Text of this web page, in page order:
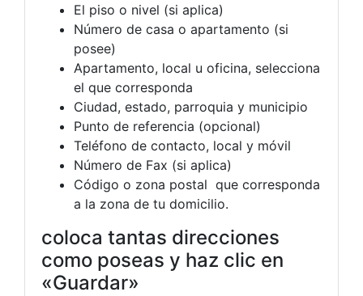
El piso o nivel (si aplica)
Número de casa o apartamento (si
posee)
Apartamento, local u oficina, selecciona
el que corresponda
Ciudad, estado, parroquia y municipio
Punto de referencia (opcional)
Teléfono de contacto, local y móvil
Número de Fax (si aplica)
Código o zona postal que corresponda
a la zona de tu domicilio.
coloca tantas direcciones
como poseas y haz clic en
«Guardar»